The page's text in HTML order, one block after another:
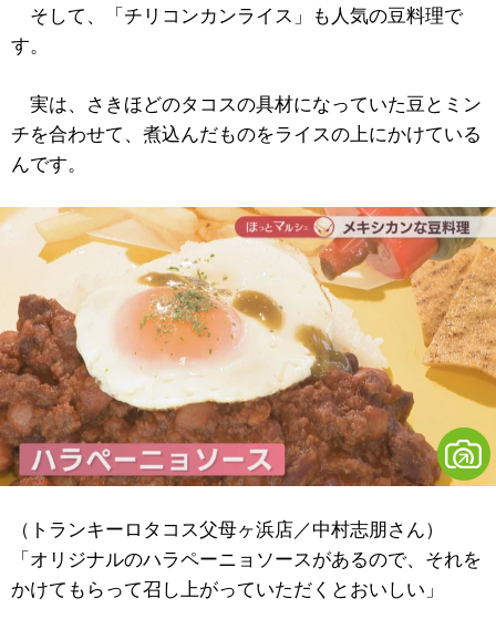
そして、「チリコンカンライス」も人気の豆料理で
す。
実は、さきほどのタコスの具材になっていた豆とミン
チを合わせて、煮込んだものをライスの上にかけている
んです。
（トランキーロタコス父母ヶ浜店／中村志朋さん）
「オリジナルのハラペーニョソースがあるので、それを
かけてもらって召し上がっていただくとおいしい」